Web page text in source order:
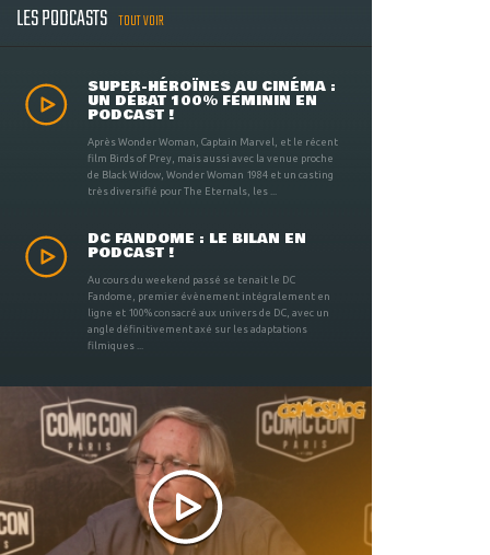
LES PODCASTS TOUT VOIR
SUPER-HÉROÏNES AU CINÉMA :
UN DÉBAT 100% FÉMININ EN
PODCAST !
Après Wonder Woman, Captain Marvel, et le récent
film Birds of Prey, mais aussi avec la venue proche
de Black Widow, Wonder Woman 1984 et un casting
très diversifié pour The Eternals, les ...
DC FANDOME : LE BILAN EN
PODCAST !
Au cours du weekend passé se tenait le DC
Fandome, premier évènement intégralement en
ligne et 100% consacré aux univers de DC, avec un
angle définitivement axé sur les adaptations
filmiques ...